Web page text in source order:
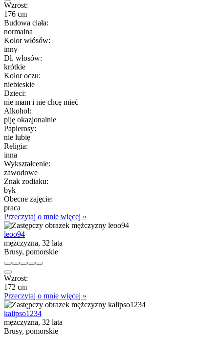
Wzrost:
176 cm
Budowa ciała:
normalna
Kolor włósów:
inny
Dł. włosów:
krótkie
Kolor oczu:
niebieskie
Dzieci:
nie mam i nie chcę mieć
Alkohol:
piję okazjonalnie
Papierosy:
nie lubię
Religia:
inna
Wykształcenie:
zawodowe
Znak zodiaku:
byk
Obecne zajęcie:
praca
Przeczytaj o mnie więcej »
leoo94
mężczyzna, 32 lata
Brusy, pomorskie
Wzrost:
172 cm
Przeczytaj o mnie więcej »
kalipso1234
mężczyzna, 32 lata
Brusy, pomorskie